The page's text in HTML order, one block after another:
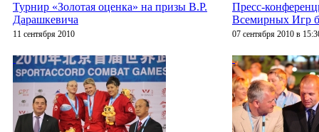
Турнир «Золотая оценка» на призы В.Р.
Дарашкевича
11 сентября 2010
Пресс-
Всемирных Игр
07 сентября 2010 в